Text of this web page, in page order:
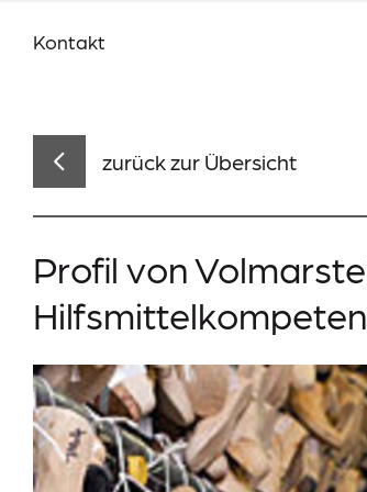
Team Volmarstein
Veranstaltungen
Suche
Information-Datenerhebung
Datenschutz
Impressum
Kontakt
zurück zur Übersicht
Profil von